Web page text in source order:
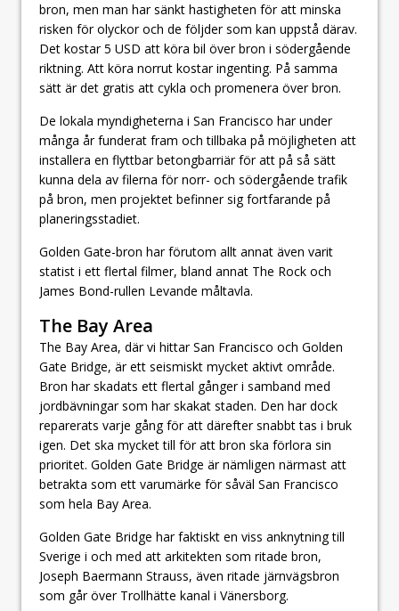
bron, men man har sänkt hastigheten för att minska
risken för olyckor och de följder som kan uppstå därav.
Det kostar 5 USD att köra bil över bron i södergående
riktning. Att köra norrut kostar ingenting. På samma
sätt är det gratis att cykla och promenera över bron.
De lokala myndigheterna i San Francisco har under
många år funderat fram och tillbaka på möjligheten att
installera en flyttbar betongbarriär för att på så sätt
kunna dela av filerna för norr- och södergående trafik
på bron, men projektet befinner sig fortfarande på
planeringsstadiet.
Golden Gate-bron har förutom allt annat även varit
statist i ett flertal filmer, bland annat The Rock och
James Bond-rullen Levande måltavla.
The Bay Area
The Bay Area, där vi hittar San Francisco och Golden
Gate Bridge, är ett seismiskt mycket aktivt område.
Bron har skadats ett flertal gånger i samband med
jordbävningar som har skakat staden. Den har dock
reparerats varje gång för att därefter snabbt tas i bruk
igen. Det ska mycket till för att bron ska förlora sin
prioritet. Golden Gate Bridge är nämligen närmast att
betrakta som ett varumärke för såväl San Francisco
som hela Bay Area.
Golden Gate Bridge har faktiskt en viss anknytning till
Sverige i och med att arkitekten som ritade bron,
Joseph Baermann Strauss, även ritade järnvägsbron
som går över Trollhätte kanal i Vänersborg.